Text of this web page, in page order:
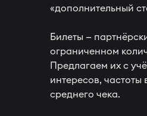
«дополнительный
Билеты —
ограниченном
Предлагаем их с
интересов, частоты
среднего чека.